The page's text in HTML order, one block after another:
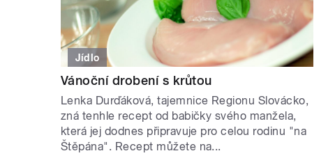
Jídlo
Vánoční drobení s krůtou
Lenka Durďáková, tajemnice Regionu Slovácko,
zná tenhle recept od babičky svého manžela,
která jej dodnes připravuje pro celou rodinu "na
Štěpána". Recept můžete na...